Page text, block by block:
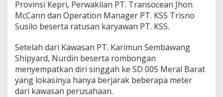
Provinsi Kepri, Perwakilan PT. Transocean Jhon
McCann dan Operation Manager PT. KSS Trisno
Susilo beserta ratusan karyawan PT. KSS.
Setelah dari Kawasan PT. Karimun Sembawang
Shipyard, Nurdin beserta rombongan
menyempatkan diri singgah ke SD 005 Meral Barat
yang lokasinya hanya berjarak beberapa meter
dari kawasan perusahaan.